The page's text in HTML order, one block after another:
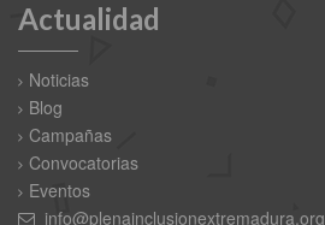
Actualidad
Noticias
Blog
Campañas
Convocatorias
Eventos
info@plenainclusionextremadura.org